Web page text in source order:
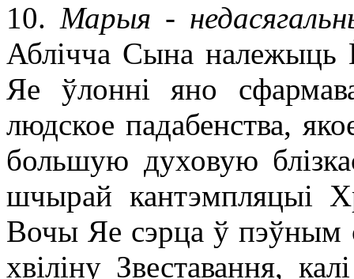
10. Марыя -
Аблічча Сына належыць
Яе ўлонні яно
людское падабенства,
большую духовую
шчырай кантэмпляцыі
Вочы Яе сэрца ў пэўным
хвіліну Звеставання,